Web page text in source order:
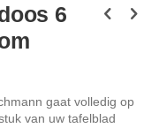
6
gaat volledig op
van uw tafelblad